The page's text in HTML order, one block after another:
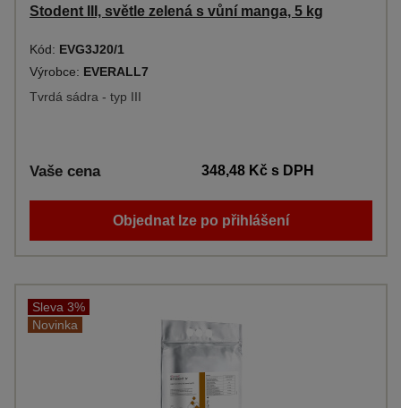
Stodent III, světle zelená s vůní manga, 5 kg
Kód: EVG3J20/1
Výrobce: EVERALL7
Tvrdá sádra - typ III
Vaše cena 348,48 Kčs DPH
Objednat lze po přihlášení
Sleva 3%
Novinka